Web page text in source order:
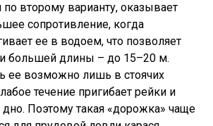
по второму варианту, оказывает
сопротивление, когда
ее в водоем, что позволяет
большей длины – до 15–20 м.
ее возможно лишь в стоячих
течение пригибает рейки и
Поэтому такая «дорожка» чаще